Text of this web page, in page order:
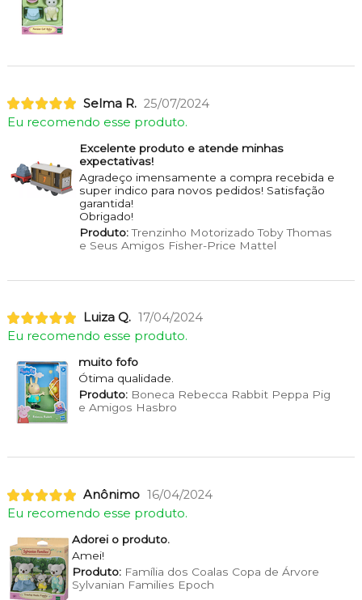
Selma R. 25/07/2024
Eu recomendo esse produto.
Excelente produto e atende minhas
expectativas!
Agradeço imensamente a compra recebida e
super indico para novos pedidos! Satisfação
garantida!
Obrigado!
Produto:Trenzinho Motorizado Toby Thomas
e Seus Amigos Fisher-Price Mattel
Luiza Q. 17/04/2024
Eu recomendo esse produto.
muito fofo
Ótima qualidade.
Produto:Boneca Rebecca Rabbit Peppa Pig
e Amigos Hasbro
Anônimo 16/04/2024
Eu recomendo esse produto.
Adorei o produto.
Amei!
Produto:Família dos Coalas Copa de Árvore
Sylvanian Families Epoch